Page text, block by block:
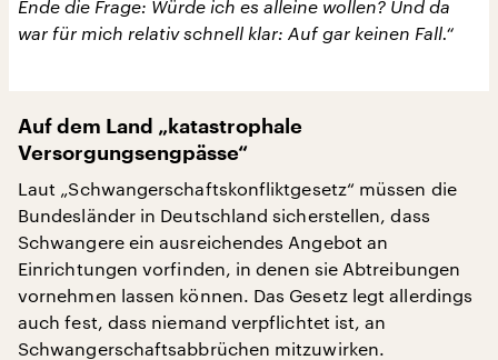
Ende die Frage: Würde ich es alleine wollen? Und da
war für mich relativ schnell klar: Auf gar keinen Fall.“
Auf dem Land „katastrophale
Versorgungsengpässe“
Laut „Schwangerschaftskonfliktgesetz“ müssen die
Bundesländer in Deutschland sicherstellen, dass
Schwangere ein ausreichendes Angebot an
Einrichtungen vorfinden, in denen sie Abtreibungen
vornehmen lassen können. Das Gesetz legt allerdings
auch fest, dass niemand verpflichtet ist, an
Schwangerschaftsabbrüchen mitzuwirken.